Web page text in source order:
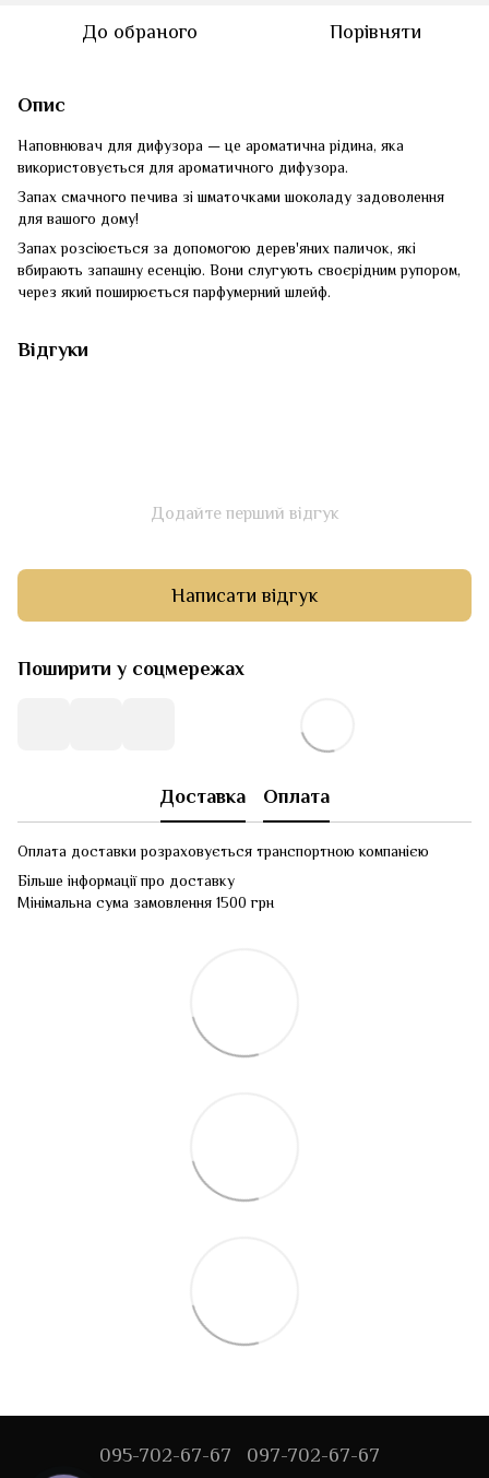
До обраного Порівняти
Опис
Наповнювач для дифузора — це ароматична рідина, яка
використовується для ароматичного дифузора.
Запах смачного печива зі шматочками шоколаду задоволення
для вашого дому!
Запах розсіюється за допомогою дерев'яних паличок, які
вбирають запашну есенцію. Вони слугують своєрідним рупором,
через який поширюється парфумерний шлейф.
Відгуки
Додайте перший відгук
Написати відгук
Поширити у соцмережах
Доставка Оплата
Оплата доставки розраховується транспортною компанією
Більше інформації про доставку
Мінімальна сума замовлення 1500 грн
095-702-67-67 097-702-67-67